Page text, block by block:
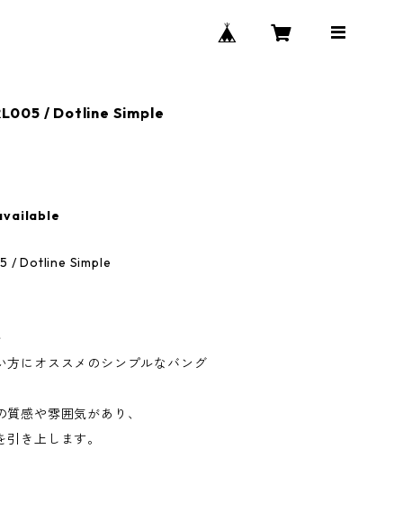
/ Dotline Simple
/ Dotline Simple
方にオススメのシンプルなバング
感や雰囲気があり、
き上します。